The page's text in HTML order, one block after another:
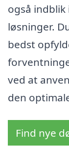
også
løsninger.
bedst
ved at
den
Find nye